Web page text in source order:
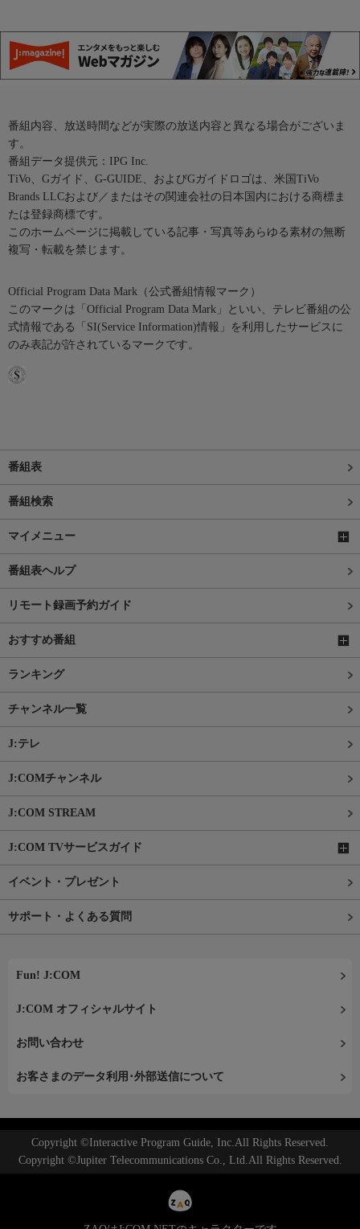
番組内容、放送時間などが実際の放送内容と異なる場合がございま
す。
番組データ提供元：IPG Inc.
TiVo、Gガイド、G-GUIDE、およびGガイドロゴは、米国TiVo
Brands LLCおよび／またはその関連会社の日本国内における商標ま
たは登録商標です。
このホームページに掲載している記事・写真等あらゆる素材の無断
複写・転載を禁じます。
Official Program Data Mark（公式番組情報マーク）
このマークは「Official Program Data Mark」といい、テレビ番組の公
式情報である「SI(Service Information)情報」を利用したサービスに
のみ表記が許されているマークです。
番組表
番組検索
マイメニュー
番組表ヘルプ
リモート録画予約ガイド
おすすめ番組
ランキング
チャンネル一覧
J:テレ
J:COMチャンネル
J:COM STREAM
J:COM TVサービスガイド
イベント・プレゼント
サポート・よくある質問
Fun! J:COM
J:COM オフィシャルサイト
お問い合わせ
お客さまのデータ利用･外部送信について
Copyright ©Interactive Program Guide, Inc.All Rights Reserved.
Copyright ©Jupiter Telecommunications Co., Ltd.All Rights Reserved.